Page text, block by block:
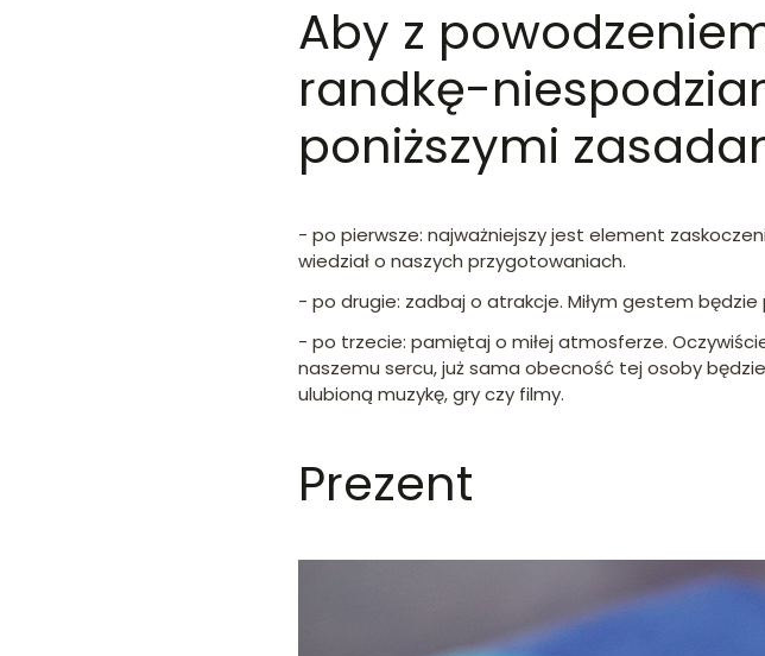
Aby z
randkę-
poniższymi
- po pierwsze: najważniejszy jest element
wiedział o naszych przygotowaniach.
- po drugie: zadbaj o atrakcje. Miłym gestem
- po trzecie: pamiętaj o miłej atmosferze.
naszemu sercu, już sama obecność tej osoby
ulubioną muzykę, gry czy filmy.
Prezent